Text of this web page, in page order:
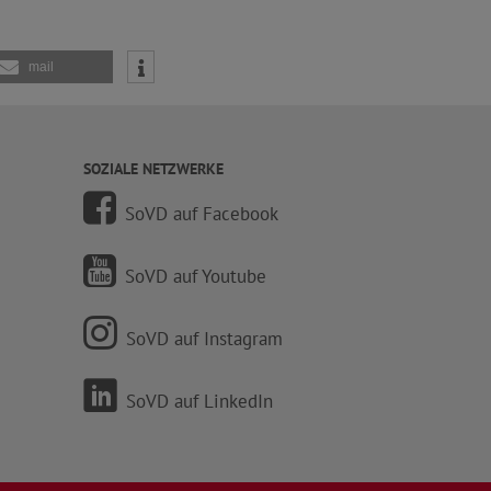
mail
SOZIALE NETZWERKE
SoVD auf Facebook
SoVD auf Youtube
SoVD auf Instagram
SoVD auf LinkedIn